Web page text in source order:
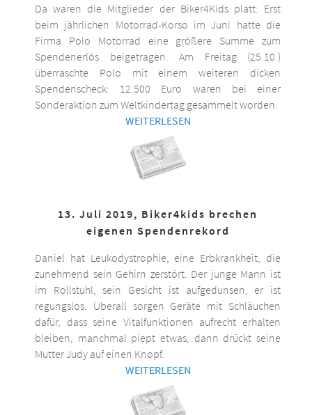
Da waren die Mitglieder der Biker4Kids platt: Erst
beim jährlichen Motorrad-Korso im Juni hatte die
Firma Polo Motorrad eine größere Summe zum
Spendenerlös beigetragen. Am Freitag (25.10.)
überraschte Polo mit einem weiteren dicken
Spendenscheck: 12.500 Euro waren bei einer
Sonderaktion zum Weltkindertag gesammelt worden.
WEITERLESEN
13. Juli 2019, Biker4kids brechen
eigenen Spendenrekord
Daniel hat Leukodystrophie, eine Erbkrankheit, die
zunehmend sein Gehirn zerstört. Der junge Mann ist
im Rollstuhl, sein Gesicht ist aufgedunsen, er ist
regungslos. Überall sorgen Geräte mit Schläuchen
dafür, dass seine Vitalfunktionen aufrecht erhalten
bleiben, manchmal piept etwas, dann drückt seine
Mutter Judy auf einen Knopf.
WEITERLESEN